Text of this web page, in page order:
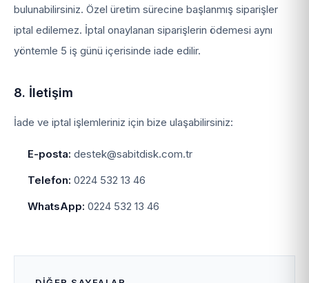
bulunabilirsiniz. Özel üretim sürecine başlanmış siparişler
iptal edilemez. İptal onaylanan siparişlerin ödemesi aynı
yöntemle 5 iş günü içerisinde iade edilir.
8. İletişim
İade ve iptal işlemleriniz için bize ulaşabilirsiniz:
E-posta: destek@sabitdisk.com.tr
Telefon: 0224 532 13 46
WhatsApp: 0224 532 13 46